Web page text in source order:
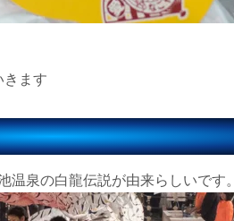
きます
泉の白龍伝説が由来らしいです。